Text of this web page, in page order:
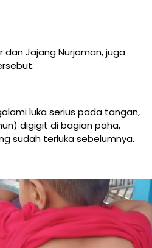
dan Jajang Nurjaman, juga
luka serius pada tangan,
digigit di bagian paha,
sudah terluka sebelumnya.